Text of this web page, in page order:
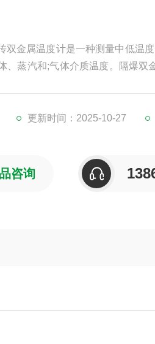
双金属温度计是一种测量中低温
、蒸汽和;气体介质温度。隔爆双
更新时间：2025-10-27
咨询